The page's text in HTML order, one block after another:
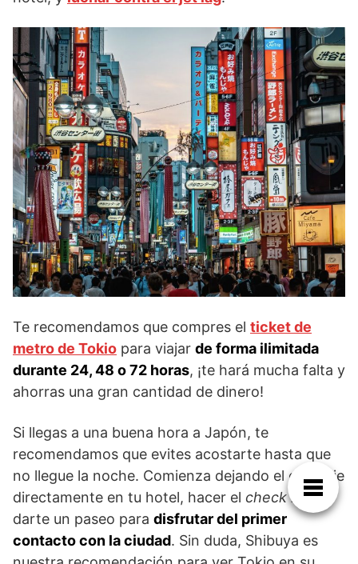
Te recomendamos que compres el ticket de
metro de Tokio para viajar de forma ilimitada
durante 24, 48 o 72 horas, ¡te hará mucha falta y
ahorras una gran cantidad de dinero!
Si llegas a una buena hora a Japón, te
recomendamos que evites acostarte hasta que
no llegue la noche. Comienza dejando el equipaje
directamente en tu hotel, hacer el check in , y
darte un paseo para disfrutar del primer
contacto con la ciudad. Sin duda, Shibuya es